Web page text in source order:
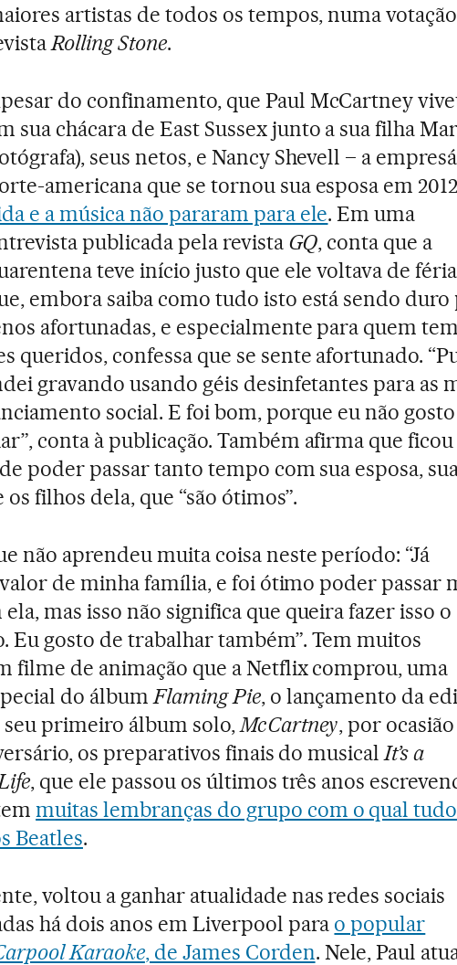
artistas de todos os tempos, numa
Rolling Stone.
do confinamento, que Paul McCartney
sua chácara de East Sussex junto a sua filha
seus netos, e Nancy Shevell – a
americana que se tornou sua esposa em
e a música não pararam para ele. Em uma
publicada pela revista GQ, conta que a
teve início justo que ele voltava de
embora saiba como tudo isto está sendo duro
afortunadas, e especialmente para quem tem
queridos, confessa que se sente afortunado.
gravando usando géis desinfetantes para as
social. E foi bom, porque eu não
conta à publicação. Também afirma que ficou
poder passar tanto tempo com sua esposa,
filhos dela, que “são ótimos”.
não aprendeu muita coisa neste período: “Já
de minha família, e foi ótimo poder passar
mas isso não significa que queira fazer isso o
Eu gosto de trabalhar também”. Tem muitos
filme de animação que a Netflix comprou, uma
do álbumFlaming Pie, o lançamento da
primeiro álbum solo,McCartney, por
os preparativos finais do musicalIt’s a
, que ele passou os últimos três anos
muitas lembranças do grupo com o qual tudo
Beatles.
voltou a ganhar atualidade nas redes sociais
há dois anos em Liverpool para o popular
Karaoke, de James Corden. Nele, Paul